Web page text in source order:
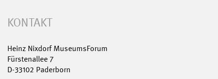
KONTAKT
Heinz Nixdorf MuseumsForum
Fürstenallee 7
D-33102 Paderborn